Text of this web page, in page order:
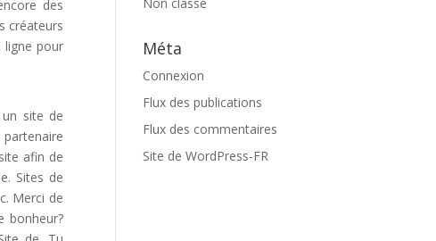
des
créateurs
ligne pour
site de
afin de
Sites de
Merci de
bonheur?
Méta
Connexion
Flux des publications
Flux des commentaires
Site de WordPress-FR